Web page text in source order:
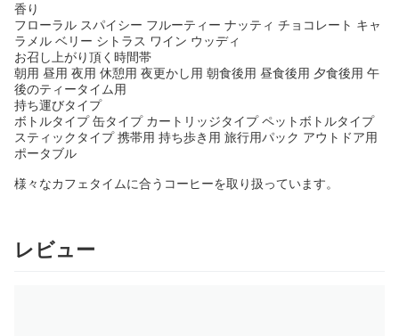
香り
フローラル スパイシー フルーティー ナッティ チョコレート キャ
ラメル ベリー シトラス ワイン ウッディ
お召し上がり頂く時間帯
朝用 昼用 夜用 休憩用 夜更かし用 朝食後用 昼食後用 夕食後用 午
後のティータイム用
持ち運びタイプ
ボトルタイプ 缶タイプ カートリッジタイプ ペットボトルタイプ
スティックタイプ 携帯用 持ち歩き用 旅行用パック アウトドア用
ポータブル
様々なカフェタイムに合うコーヒーを取り扱っています。
レビュー